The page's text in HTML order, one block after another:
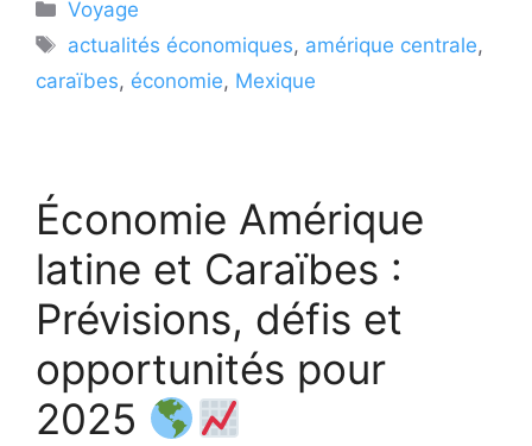
Catégories
Voyage
Étiquettes
actualités économiques, amérique centrale,
caraïbes, économie, Mexique
Économie Amérique
latine et Caraïbes :
Prévisions, défis et
opportunités pour
2025